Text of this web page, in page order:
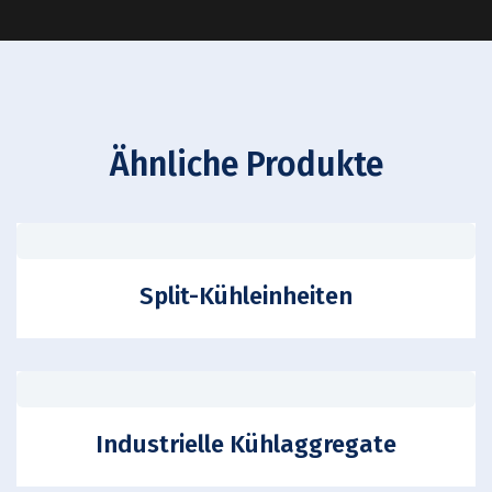
Ähnliche Produkte
Split-Kühleinheiten
Industrielle Kühlaggregate